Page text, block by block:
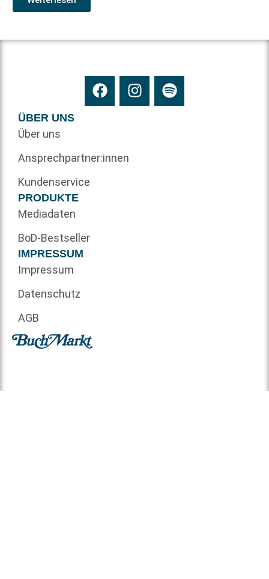
ÜBER UNS
Über uns
Ansprechpartner:innen
Kundenservice
PRODUKTE
Mediadaten
BoD-Bestseller
IMPRESSUM
Impressum
Datenschutz
AGB